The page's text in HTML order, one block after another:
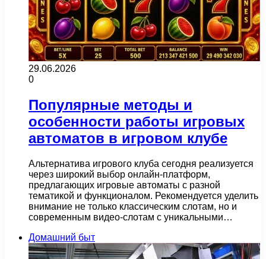
29.06.2026
0
Популярные методы и
особенности работы игровых
автоматов в игровом клубе
Альтернатива игрового клуба сегодня реализуется
через широкий выбор онлайн-платформ,
предлагающих игровые автоматы с разной
тематикой и функционалом. Рекомендуется уделить
внимание не только классическим слотам, но и
современным видео-слотам с уникальными…
Домашний быт